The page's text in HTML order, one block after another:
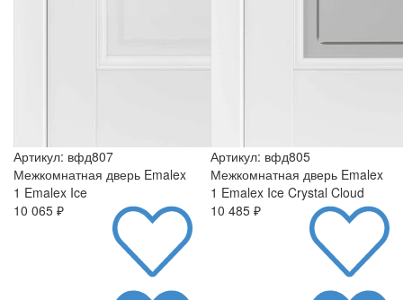
Артикул: вфд807
Межкомнатная дверь Emalex
1 Emalex Ice
10 065 ₽
Артикул: вфд805
Межкомнатная дверь Emalex
1 Emalex Ice Crystal Cloud
10 485 ₽